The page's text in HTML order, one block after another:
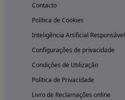
Contacto
Política de Cookies
Inteligência Artificial Responsável
Configurações de privacidade
Condições de Utilização
Política de Privacidade
Livro de Reclamações online